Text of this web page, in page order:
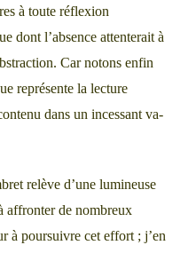
à toute réflexion
dont l’absence attenterait à
Car notons enfin
représente la lecture
dans un incessant va-
relève d’une lumineuse
affronter de nombreux
à poursuivre cet effort ; j’en